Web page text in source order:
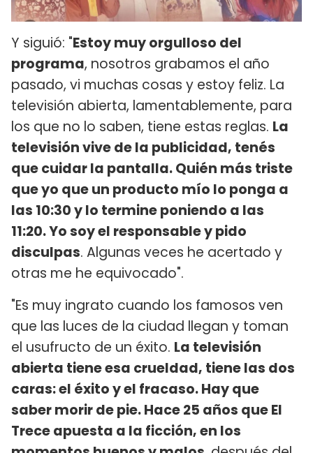
Y siguió: "Estoy muy orgulloso del
programa, nosotros grabamos el año
pasado, vi muchas cosas y estoy feliz. La
televisión abierta, lamentablemente, para
los que no lo saben, tiene estas reglas. La
televisión vive de la publicidad, tenés
que cuidar la pantalla. Quién más triste
que yo que un producto mío lo ponga a
las 10:30 y lo termine poniendo a las
11:20. Yo soy el responsable y pido
disculpas. Algunas veces he acertado y
otras me he equivocado".
"Es muy ingrato cuando los famosos ven
que las luces de la ciudad llegan y toman
el usufructo de un éxito. La televisión
abierta tiene esa crueldad, tiene las dos
caras: el éxito y el fracaso. Hay que
saber morir de pie. Hace 25 años que El
Trece apuesta a la ficción, en los